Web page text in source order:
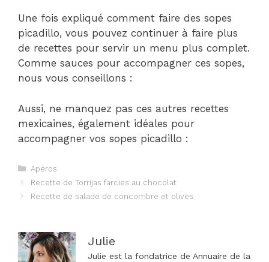
Une fois expliqué comment faire des sopes
picadillo, vous pouvez continuer à faire plus
de recettes pour servir un menu plus complet.
Comme sauces pour accompagner ces sopes,
nous vous conseillons :
Aussi, ne manquez pas ces autres recettes
mexicaines, également idéales pour
accompagner vos sopes picadillo :
Catégories
Apéros
Navigation
des
Recette de Torrijas farcies au chocolat
Recette de salade de concombre et olives
Julie
Julie est la fondatrice de Annuaire de la